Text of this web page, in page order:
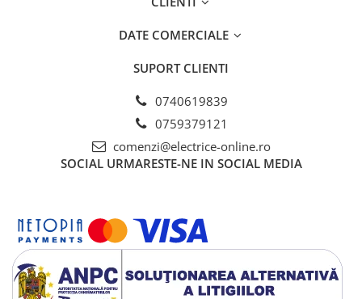
DATE COMERCIALE
SUPORT CLIENTI
0740619839
0759379121
comenzi@electrice-online.ro
SOCIAL URMARESTE-NE IN SOCIAL MEDIA